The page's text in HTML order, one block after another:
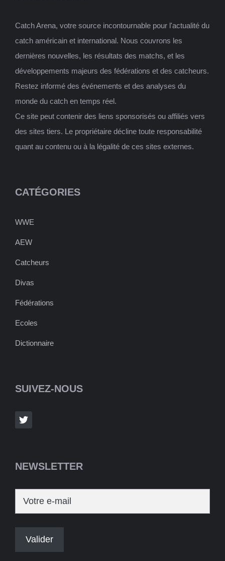
Catch Arena, votre source incontournable pour l'actualité du
catch américain et international. Nous couvrons les
dernières nouvelles, les résultats des matchs, et les
développements majeurs des fédérations et des catcheurs.
Restez informé des événements et des analyses du
monde du catch en temps réel.
Ce site peut contenir des liens sponsorisés ou affiliés vers
des sites tiers. Le propriétaire décline toute responsabilité
quant au contenu ou à la légalité de ces sites externes.
CATÉGORIES
WWE
AEW
Catcheurs
Divas
Fédérations
Ecoles
Dictionnaire
SUIVEZ-NOUS
NEWSLETTER